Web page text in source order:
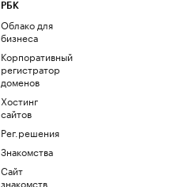
РБК
Облако для
бизнеса
Корпоративный
регистратор
доменов
Хостинг
сайтов
Рег.решения
Знакомства
Сайт
знакомств